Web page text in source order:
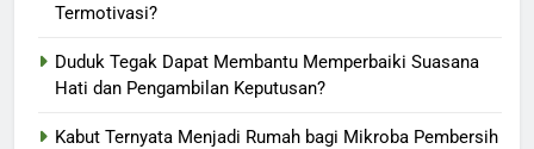
Termotivasi?
Duduk Tegak Dapat Membantu Memperbaiki Suasana
Hati dan Pengambilan Keputusan?
Kabut Ternyata Menjadi Rumah bagi Mikroba Pembersih